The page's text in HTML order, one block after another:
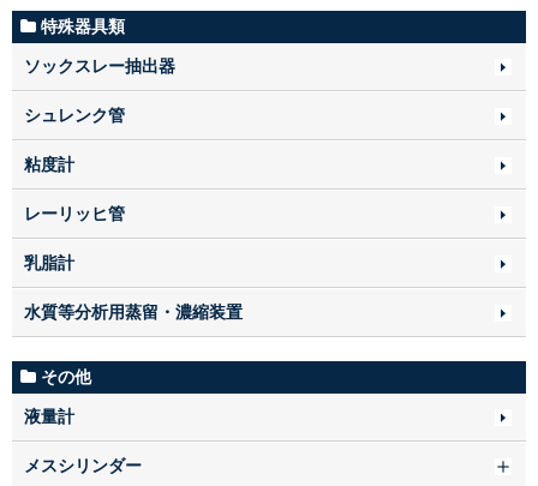
特殊器具類
ソックスレー抽出器
シュレンク管
粘度計
レーリッヒ管
乳脂計
水質等分析用蒸留・濃縮装置
その他
液量計
メスシリンダー